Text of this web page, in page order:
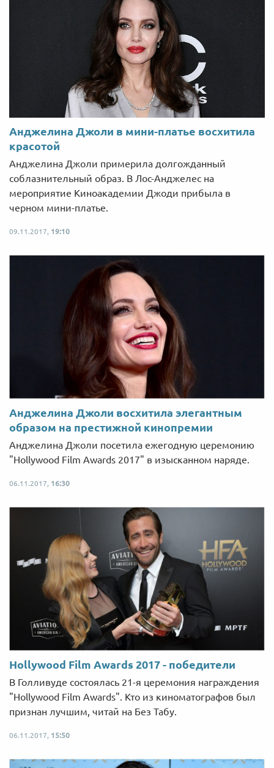
Анджелина Джоли в мини-платье восхитила
красотой
Анджелина Джоли примерила долгожданный
соблазнительный образ. В Лос-Анджелес на
мероприятие Киноакадемии Джоди прибыла в
черном мини-платье.
09.11.2017, 19:10
Анджелина Джоли восхитила элегантным
образом на престижной кинопремии
Анджелина Джоли посетила ежегодную церемонию
"Hollywood Film Awards 2017" в изысканном наряде.
06.11.2017, 16:30
Hollywood Film Awards 2017 - победители
В Голливуде состоялась 21-я церемония награждения
"Hollywood Film Awards". Кто из киноматографов был
признан лучшим, читай на Без Табу.
06.11.2017, 15:50